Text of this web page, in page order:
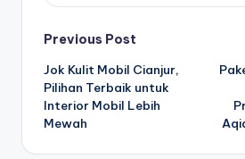
Post
navigation
Previous Post
Jok Kulit Mobil Cianjur,
Pilihan Terbaik untuk
Interior Mobil Lebih
Mewah